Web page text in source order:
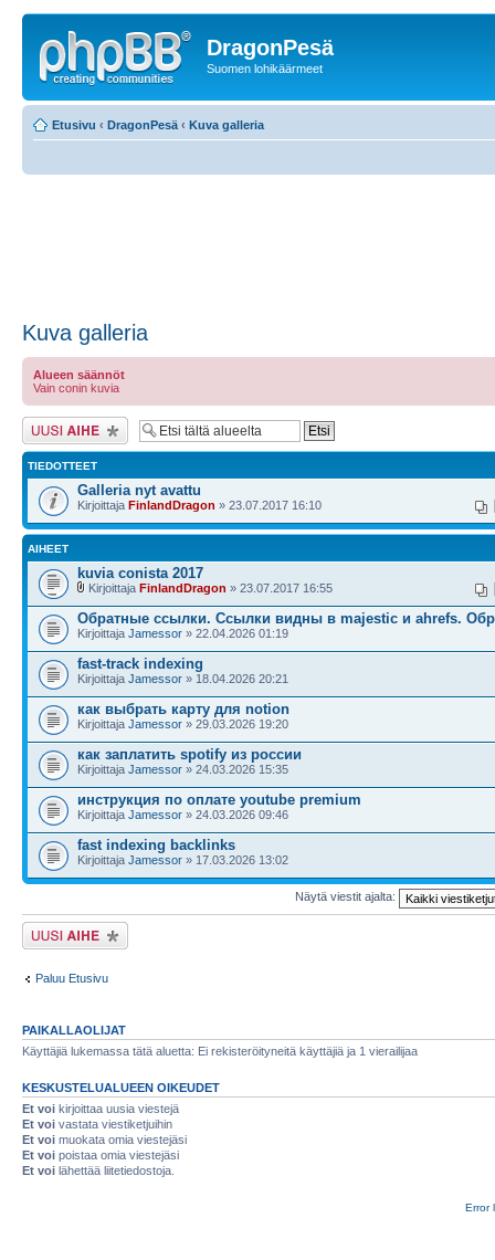
DragonPesä
Suomen lohikäärmeet
Etusivu ‹ DragonPesä ‹ Kuva galleria
Kuva galleria
Alueen säännöt
Vain conin kuvia
Lähetä uusi viesti
TIEDOTTEET
Galleria nyt avattu
Kirjoittaja FinlandDragon » 23.07.2017 16:10
AIHEET
kuvia conista 2017
Kirjoittaja FinlandDragon » 23.07.2017 16:55
Обратные ссылки. Cсылки видны в majestic и ahrefs.
Kirjoittaja Jamessor » 22.04.2026 01:19
fast-track indexing
Kirjoittaja Jamessor » 18.04.2026 20:21
как выбрать карту для notion
Kirjoittaja Jamessor » 29.03.2026 19:20
как заплатить spotify из россии
Kirjoittaja Jamessor » 24.03.2026 15:35
инструкция по оплате youtube premium
Kirjoittaja Jamessor » 24.03.2026 09:46
fast indexing backlinks
Kirjoittaja Jamessor » 17.03.2026 13:02
Näytä viestit ajalta:
Lähetä uusi viesti
Paluu Etusivu
PAIKALLAOLIJAT
Käyttäjiä lukemassa tätä aluetta: Ei rekisteröityneitä käyttäjiä ja 1 vierailijaa
KESKUSTELUALUEEN OIKEUDET
Et voi kirjoittaa uusia viestejä
Et voi vastata viestiketjuihin
Et voi muokata omia viestejäsi
Et voi poistaa omia viestejäsi
Et voi lähettää liitetiedostoja.
Error